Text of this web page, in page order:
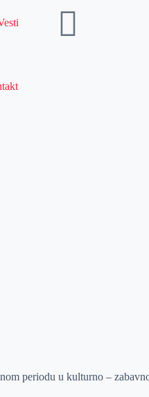
periodu u kulturno –